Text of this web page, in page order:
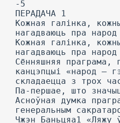
-5
ПЕРАДАЧА 1
Кожная галінка,
нагадваюць пра народ
Кожная галінка,
нагадваюць пра народ
Сённяшняя праграма,
канцэпцыі «народ —
складаецца з трох
Па-першае, што
Асноўная думка
генеральным
Чжэн Баньцяа1 «Ляжу